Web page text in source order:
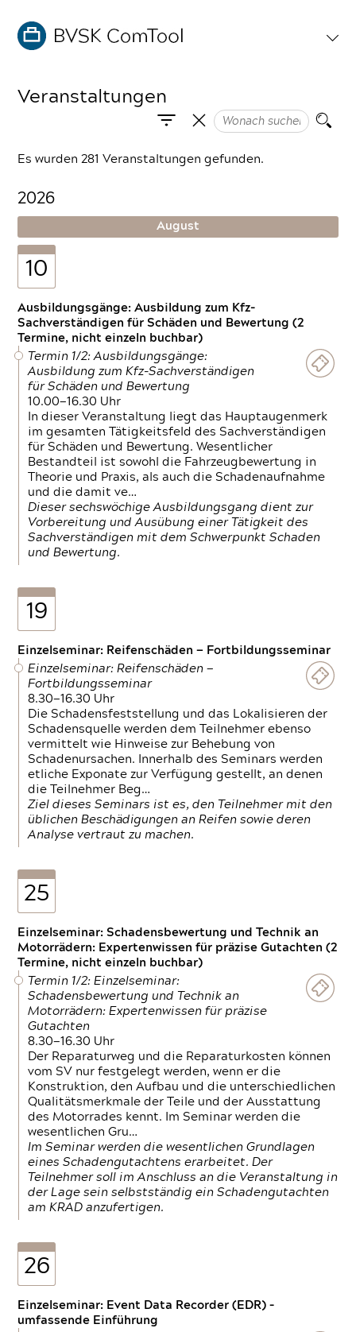
Veranstaltungen
Es wurden 281 Veranstaltungen gefunden.
2026
August
10
Ausbildungsgänge: Ausbildung zum Kfz-
Sachverständigen für Schäden und Bewertung (2
Termine, nicht einzeln buchbar)
Termin 1/2: Ausbildungsgänge:
Ausbildung zum Kfz-Sachverständigen
für Schäden und Bewertung
10.00—16.30 Uhr
In dieser Veranstaltung liegt das Hauptaugenmerk
im gesamten Tätigkeitsfeld des Sachverständigen
für Schäden und Bewertung. Wesentlicher
Bestandteil ist sowohl die Fahrzeugbewertung in
Theorie und Praxis, als auch die Schadenaufnahme
und die damit ve…
Dieser sechswöchige Ausbildungsgang dient zur
Vorbereitung und Ausübung einer Tätigkeit des
Sachverständigen mit dem Schwerpunkt Schaden
und Bewertung.
19
Einzelseminar: Reifenschäden — Fortbildungsseminar
Einzelseminar: Reifenschäden —
Fortbildungsseminar
8.30—16.30 Uhr
Die Schadensfeststellung und das Lokalisieren der
Schadensquelle werden dem Teilnehmer ebenso
vermittelt wie Hinweise zur Behebung von
Schadenursachen. Innerhalb des Seminars werden
etliche Exponate zur Verfügung gestellt, an denen
die Teilnehmer Beg…
Ziel dieses Seminars ist es, den Teilnehmer mit den
üblichen Beschädigungen an Reifen sowie deren
Analyse vertraut zu machen.
25
Einzelseminar: Schadensbewertung und Technik an
Motorrädern: Expertenwissen für präzise Gutachten (2
Termine, nicht einzeln buchbar)
Termin 1/2: Einzelseminar:
Schadensbewertung und Technik an
Motorrädern: Expertenwissen für präzise
Gutachten
8.30—16.30 Uhr
Der Reparaturweg und die Reparaturkosten können
vom SV nur festgelegt werden, wenn er die
Konstruktion, den Aufbau und die unterschiedlichen
Qualitätsmerkmale der Teile und der Ausstattung
des Motorrades kennt. Im Seminar werden die
wesentlichen Gru…
Im Seminar werden die wesentlichen Grundlagen
eines Schadengutachtens erarbeitet. Der
Teilnehmer soll im Anschluss an die Veranstaltung in
der Lage sein selbstständig ein Schadengutachten
am KRAD anzufertigen.
26
Einzelseminar: Event Data Recorder (EDR) –
umfassende Einführung